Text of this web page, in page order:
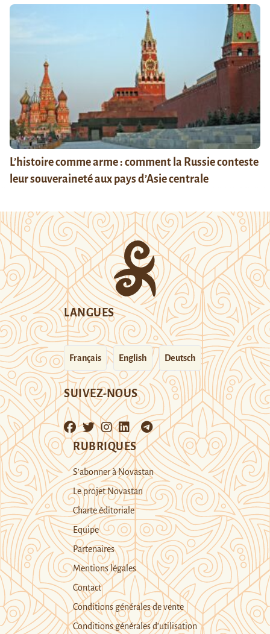
L’histoire comme arme : comment la Russie conteste
leur souveraineté aux pays d’Asie centrale
LANGUES
Français English Deutsch
SUIVEZ-NOUS
RUBRIQUES
S’abonner à Novastan
Le projet Novastan
Charte éditoriale
Equipe
Partenaires
Mentions légales
Contact
Conditions générales de vente
Conditions générales d’utilisation